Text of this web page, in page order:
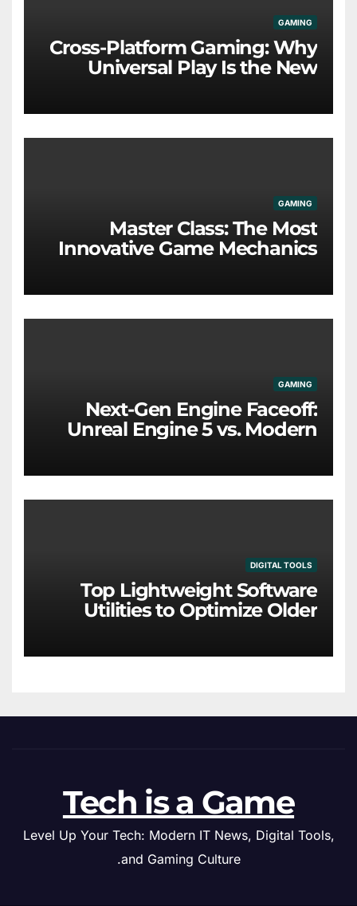
GAMING
Cross-Platform Gaming: Why
Universal Play Is the New
GAMING
Master Class: The Most
Innovative Game Mechanics
GAMING
Next-Gen Engine Faceoff:
Unreal Engine 5 vs. Modern
DIGITAL TOOLS
Top Lightweight Software
Utilities to Optimize Older
Tech is a Game
Level Up Your Tech: Modern IT News, Digital Tools,
and Gaming Culture.